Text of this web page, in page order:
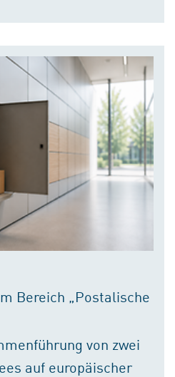
Bereich „Postalische
von zwei
auf europäischer